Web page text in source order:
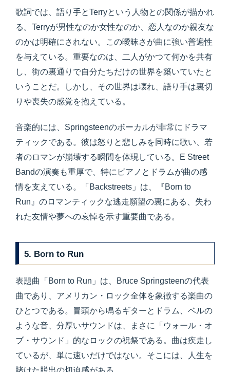
歌詞では、語り手とTerryという人物との関係が描かれ
る。Terryが男性なのか女性なのか、恋人なのか親友な
のかは明確にされない。この曖昧さが曲に強い普遍性
を与えている。重要なのは、二人がかつて何かを共有
し、街の裏通りで自分たちだけの世界を築いていたと
いうことだ。しかし、その世界は壊れ、語り手は裏切
りや喪失の感覚を抱えている。
音楽的には、Springsteenのボーカルが非常にドラマ
ティックである。彼は怒りと悲しみを同時に歌い、若
者のロマンが崩壊する瞬間を体現している。E Street
Bandの演奏も重厚で、特にピアノとドラムが曲の感
情を支えている。「Backstreets」は、『Born to
Run』のロマンティックな逃走願望の裏にある、失わ
れた友情や夢への哀悼を示す重要曲である。
5. Born to Run
表題曲「Born to Run」は、Bruce Springsteenの代表
曲であり、アメリカン・ロック全体を象徴する楽曲の
ひとつである。冒頭から鳴るギターとドラム、ベルの
ような音、分厚いサウンドは、まさに「ウォール・オ
ブ・サウンド」的なロックの祝祭である。曲は疾走し
ているが、単に速いだけではない。そこには、人生を
賭けた脱出の切迫感がある。